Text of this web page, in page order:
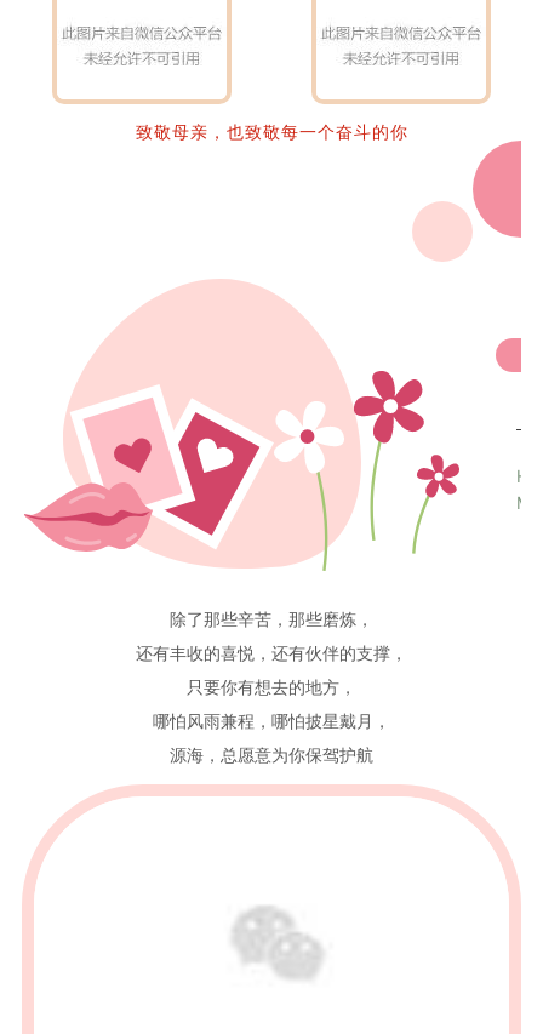
致敬母亲，也致敬每一个奋斗的你
除了那些辛苦，那些磨炼，
还有丰收的喜悦，还有伙伴的支撑，
只要你有想去的地方，
哪怕风雨兼程，哪怕披星戴月，
源海，总愿意为你保驾护航